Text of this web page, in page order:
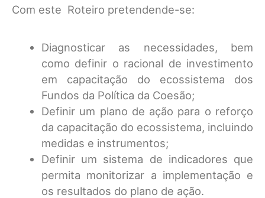
Com este Roteiro pretendende-se:
Diagnosticar as necessidades, bem
como definir o racional de investimento
em capacitação do ecossistema dos
Fundos da Política da Coesão;
Definir um plano de ação para o reforço
da capacitação do ecossistema, incluindo
medidas e instrumentos;
Definir um sistema de indicadores que
permita monitorizar a implementação e
os resultados do plano de ação.